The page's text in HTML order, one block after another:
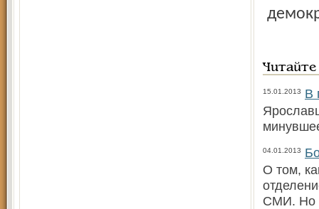
15.01.2013
В
04.01.2013
О том,
СМИ. Но